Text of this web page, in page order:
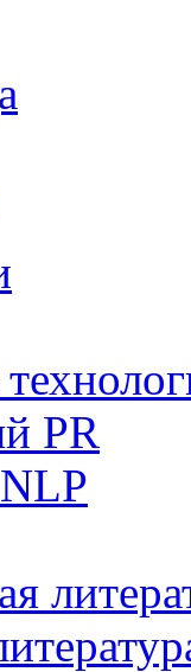
PR